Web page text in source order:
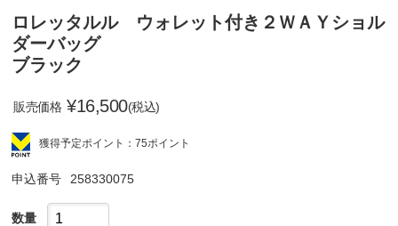
ロレッタルル ウォレット付き２ＷＡＹショル
ダーバッグ
ブラック
販売価格 ¥16,500(税込)
獲得予定ポイント：75ポイント
申込番号 258330075
数量